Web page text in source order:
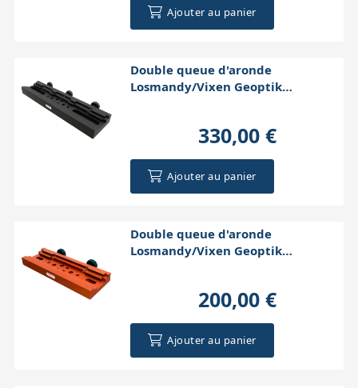
Ajouter au panier
Double queue d'aronde
Losmandy/Vixen Geoptik
330,00 €
Ajouter au panier
Double queue d'aronde
Losmandy/Vixen Geoptik
200,00 €
Ajouter au panier